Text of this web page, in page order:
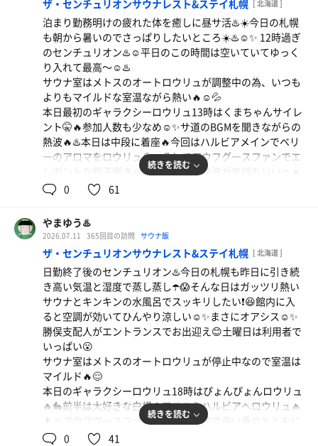
リフレまぜそば（追い飯付き）
サ飯のシメはリフレまぜそば🍜追い飯で2倍の楽しみ❗️
🍜🍚😆ニコーデーはハイボール半額なので🉐❗️
焼鳥（豚キムチ巻き・青南蛮つくね・ささみ梅）＆ハ
イボール
サウナと散髪でスッキリしたら今日も串鳥の美味しい
焼鳥とハイボールで😆🍺
角ハイボール
焼鳥（豚キムチ巻き）
先日に引き続き復活メニューの豚キムチ巻き🐷🍺旨辛
キムチがハイボールを誘発🍺😆クセになる美味しさ☺️
✨
角ハイボール
焼鳥（鳥おび山わさび・豚キムチ巻き）
今日は混雑を避けてサウナ前飯🍚鳥おび山わさび・豚
キムチ巻きが復活❗️久しぶりの味にハイボールが進む❗️🍺
角ハイボール
クラシック🍺キンキンに冷えたきめ細やかな泡の生ビール
🍺これは美味しい🍺☺️いつものメガハイボールも炭酸が効
いて美味しい🍺☺️合計4杯飲んでお得に酔いしれる🍺🍺🍺
🍺☺️
たくさん飲んだら飲食スペース横のリクライニングチェア
で休憩💺😌一気に眠気が来て夢の中…😴
気がつけば20時近く🕗⭐️最後に熱い温泉で冷えた体を温め
て本日は終了♨️
今回も湯香郷のお得なクーポンで満喫♨️🉐湯香郷は最高♨️
☺️✨
ザ・センチュリオンサウナレスト&ステイ札幌 [ 北海道 ]
泊まり勤務明けの疲れた体を癒しに昼サ活♨️☀️今日の札幌
も朝から暑いのでさっぱりしたいところ☀️♨️☺️✨ 12時過ぎ
のセンチュリオン♨️☺️平日のこの時間は空いていてゆっく
り入れて最高〜☺️♨️
サウナ室はメトスのオートロウリュが調整中の為、いつも
よりもマイルドな室温ながら熱い🔥☺️💦
本日最初のギャラクシーロウリュ13時はくまちゃんサイレ
ント🤫🔥参加人数も少なめ☺️✨サ道のBGMを聞きながらの
熱波🔥♨️本日は中段に着座🔥今回はハルビアメインでベリ
ーのアロマをロウリュ🪨🔥そしてアウフグースファンでエ
レガントな扇子捌き🪭🔥☺️柔らかな熱波が気持ちいい☺️🔥
2回目、3回目と更なるロウリュでどんどん熱くなる🔥最後
ウナでしか受けられないくまちゃん熱波は最高🔥😆
本日の水風呂は7℃と15.3℃❄️利用者の少ない朝早めの水
風呂は冷えていて身が締まる❄️整い椅子でくまちゃんから
クールファンサービス🆒🪭🪑気持ち良すぎてとろけそう☺️
✨
1時間半程を流して昼サ活終了♨️☺️お腹が空いたので昼サ
飯🍚☀️本日は大番のもりそば（大盛）❗️😋暑いのでスルス
ルいける😋もりそばに舌鼓を打っていたら隣で冷やしたぬ
きそばを食べていた人から声をかけられたと思ったら○コ
ー○フレの番長吉井氏に遭遇⁉️😳まさかカウンターの隣に
座っていたなんてビックリ‼️😂
続きを読む
0 61
やまゆう♨️
2026.07.11 365回目の訪問 サウナ飯
ザ・センチュリオンサウナレスト&ステイ札幌 [ 北海道 ]
日勤終了後のセンチュリオン♨️今日の札幌も昨日に引き続
き高い気温と湿度で蒸し蒸し☂️😱そんな日はガッツリ熱い
サウナとキンキンの水風呂でスッキリしたい❗️😆館内に入
ると空調が効いてひんやり涼しい☺️✨まさにオアシス☺️✨
勝俣支配人がエントランスでお出迎え😊土曜日は利用者で
いっぱい😮
サウナ室はメトスのオートロウリュが停止中なので室温は
マイルド🔥😌
本日のギャラクシーロウリュ18時はぴょんぴょんロウリュ
🔥🐇前半は大好きな白樺のアロマをハルビアへロウリュ🔥
🌲☺️アウフグースファンの優しい熱波で良い香りとともに
発汗🔥☺️💦一人ひとりに丁寧な熱波で気持ちいい🔥☺️給水
続きを読む
0 41